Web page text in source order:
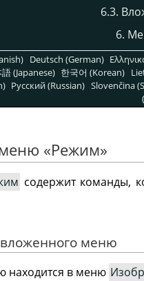
6.3.
6.
Deutsch (German)
語 (Japanese) 한국어 (Korean)
Pусский (Russian) Slovenčina
«Режим»
содержит команды,
меню
находится в меню